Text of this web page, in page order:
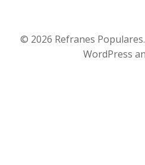
© 2026 Refranes
WordPress